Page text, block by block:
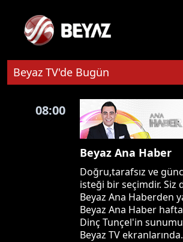
Beyaz TV'de Bugün
08:00
Beyaz Ana Haber
Doğru,tarafsız ve
isteği bir seçimdir. Siz
Beyaz Ana Haberden
Beyaz Ana Haber
Dinç Tunçel'in
Beyaz TV